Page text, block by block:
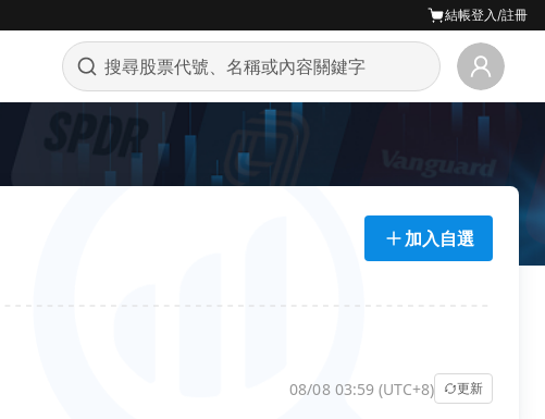
結帳登入/註冊
加入自選
08/08 03:59 (UTC+8) 更新